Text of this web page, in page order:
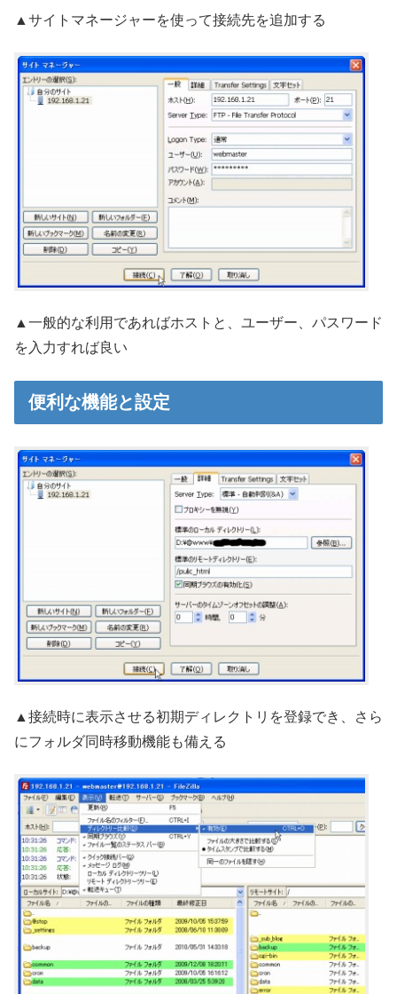
▲サイトマネージャーを使って接続先を追加する
▲一般的な利用であればホストと、ユーザー、パスワード
を入力すれば良い
便利な機能と設定
▲接続時に表示させる初期ディレクトリを登録でき、さら
にフォルダ同時移動機能も備える